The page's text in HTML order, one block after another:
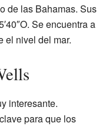
de las Bahamas. Sus
Se encuentra a
el nivel del mar.
interesante.
para que los